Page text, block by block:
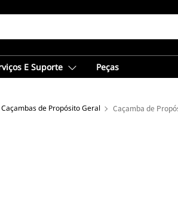
E Suporte Peças
Caçambas de Propósito Geral Caçamba de